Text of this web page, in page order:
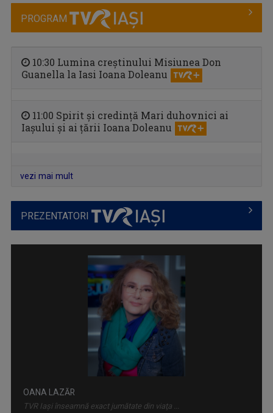
SATUL MEU
Un răgaz în care se vorbeşte despre magia ...
IA ȘI DESCOPERĂ
Tronson care aduce patru producții difuzate ...
PROGRAM
10:30 Lumina creștinului Misiunea Don
Guanella la Iasi Ioana Doleanu
11:00 Spirit și credință Mari duhovnici ai
Iașului și ai țării Ioana Doleanu
vezi mai mult
PREZENTATORI
IOANA DOLEANU
Face parte din echipa TVR Iași din 2022, după ...